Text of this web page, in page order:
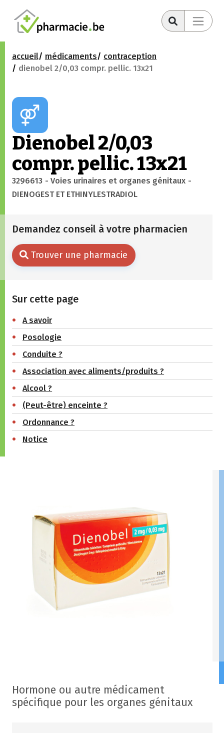
accueil médicaments
contraception
dienobel 2/0,03 compr. pellic. 13x21
Dienobel 2/0,03
compr. pellic. 13x21
3296613 - Voies urinaires et organes génitaux -
DIENOGEST ET ETHINYLESTRADIOL
Demandez conseil à votre pharmacien
Trouver une pharmacie
Sur cette page
A savoir
Posologie
Conduite ?
Association avec aliments/produits ?
Alcool ?
(Peut-être) enceinte ?
Ordonnance ?
Notice
Hormone ou autre médicament
spécifique pour les organes génitaux